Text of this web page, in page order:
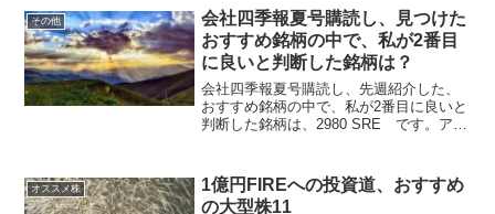
予想配当利回りは、4.74％！！2024年3月
期決...
その他
会社四季報夏号購読し、見つけた
おすすめ銘柄の中で、私が2番目
に良いと判断した銘柄は？
会社四季報夏号購読し、先週紹介した、
おすすめ銘柄の中で、私が2番目に良いと
判断した銘柄は、2980 SRE です。アナ
今後の株価上昇に期待しましょう！！⇩
13位くらい...
オススメ株
1億円FIREへの投資道、おすすめ
の大型株11